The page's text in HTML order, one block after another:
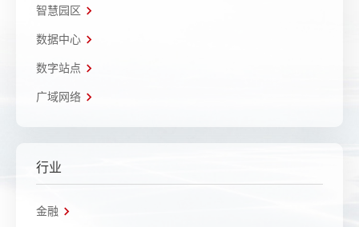
智慧园区
数据中心
数字站点
广域网络
行业
金融